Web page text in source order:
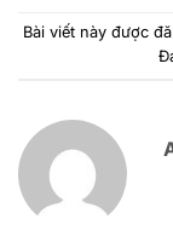
Bài viết này được